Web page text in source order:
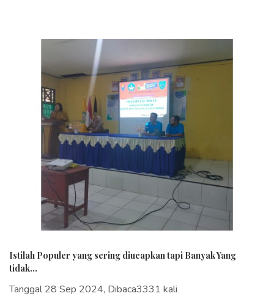
Istilah Populer yang sering diucapkan tapi Banyak Yang
tidak...
Tanggal 28 Sep 2024, Dibaca3331 kali